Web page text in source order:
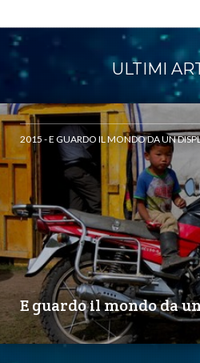
ULTIMI
2015 - E GUARDO IL MONDO DA UN
E guardo il mondo da